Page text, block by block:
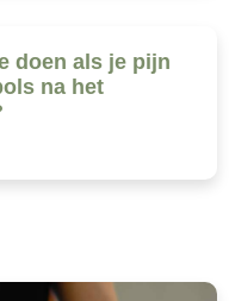
doen als je pijn
na het